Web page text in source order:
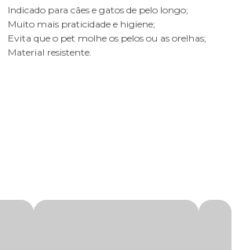
Indicado para cães e gatos de pelo longo;
Muito mais praticidade e higiene;
Evita que o pet molhe os pelos ou as orelhas;
Material resistente.